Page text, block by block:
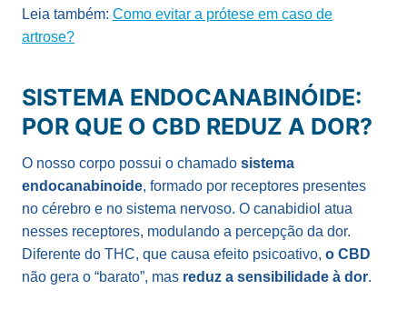
Leia também: Como evitar a prótese em caso de
artrose?
SISTEMA ENDOCANABINÓIDE:
POR QUE O CBD REDUZ A DOR?
O nosso corpo possui o chamado sistema
endocanabinoide, formado por receptores presentes
no cérebro e no sistema nervoso. O canabidiol atua
nesses receptores, modulando a percepção da dor.
Diferente do THC, que causa efeito psicoativo, o CBD
não gera o “barato”, mas reduz a sensibilidade à dor.